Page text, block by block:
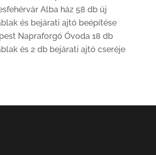
Alba ház 58 db új
és bejárati ajtó beépítése
Napraforgó Óvoda 18 db
és 2 db bejárati ajtó cseréje